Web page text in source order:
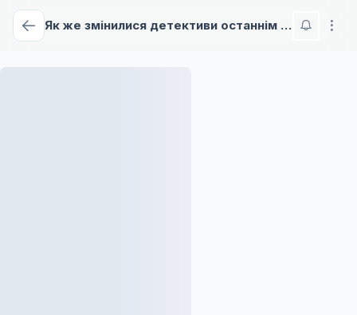
Як же змінилися детективи останнім часом